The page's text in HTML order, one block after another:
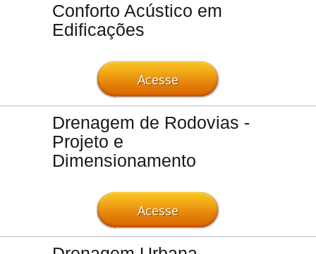
Conforto Acústico em
Edificações
Acesse
Drenagem de Rodovias -
Projeto e
Dimensionamento
Acesse